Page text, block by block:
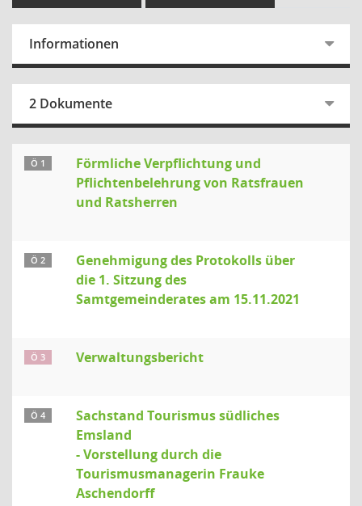
Informationen
2 Dokumente
Ö 1
Förmliche Verpflichtung und
Pflichtenbelehrung von Ratsfrauen
und Ratsherren
Ö 2
Genehmigung des Protokolls über
die 1. Sitzung des
Samtgemeinderates am 15.11.2021
Ö 3 Verwaltungsbericht
Ö 4
Sachstand Tourismus südliches
Emsland
- Vorstellung durch die
Tourismusmanagerin Frauke
Aschendorff